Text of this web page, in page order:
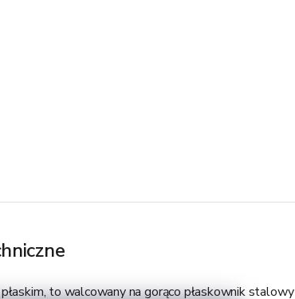
to walcowany na gorąco płaskownik stalowy